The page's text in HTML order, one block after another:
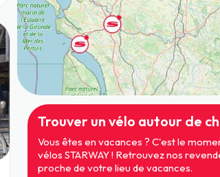
Trouver un vélo autour de
Vous êtes en vacances ? C'est le
vélos STARWAY ! Retrouvez nos
proche de votre lieu de vacances.